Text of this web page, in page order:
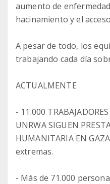
aumento de
hacinamiento y el
A pesar de todo, los
trabajando cada día
ACTUALMENTE
- 11.000
UNRWA SIGUEN
HUMANITARIA EN
extremas.
- Más de 71.000